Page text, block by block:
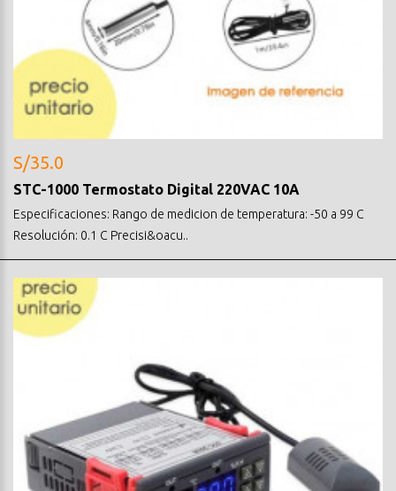
S/35.0
STC-1000 Termostato Digital 220VAC 10A
Especificaciones: Rango de medicion de temperatura: -50 a 99 C
Resolución: 0.1 C Precisi&oacu..